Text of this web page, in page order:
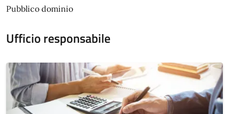
Pubblico dominio
Ufficio responsabile